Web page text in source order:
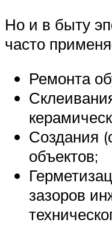
Но и в быту
часто
Ремонта
Создания
объектов;
зазоров